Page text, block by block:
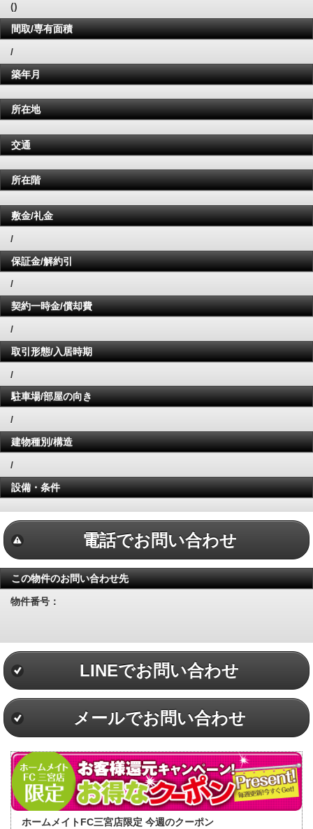
()
間取/専有面積
/
築年月
所在地
交通
所在階
敷金/礼金
/
保証金/解約引
/
契約一時金/償却費
/
取引形態/入居時期
/
駐車場/部屋の向き
/
建物種別/構造
/
設備・条件
電話でお問い合わせ
この物件のお問い合わせ先
物件番号：
LINEでお問い合わせ
メールでお問い合わせ
ホームメイトFC三宮店限定 今週のクーポン